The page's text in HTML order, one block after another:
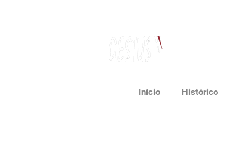
Início Histórico